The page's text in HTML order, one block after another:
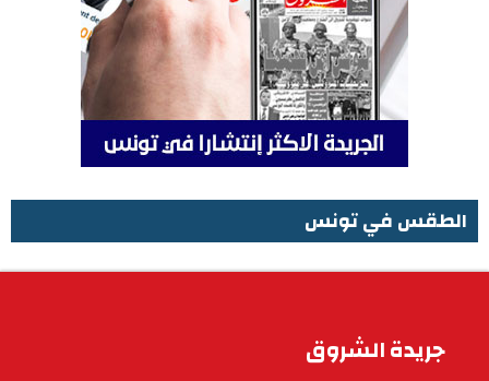
الطقس في تونس
جريدة الشروق